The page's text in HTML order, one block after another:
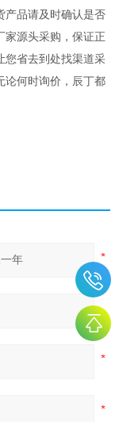
产品请及时确认是否
家源头采购，保证正
您省去到处找渠道采
论何时询价，辰丁都